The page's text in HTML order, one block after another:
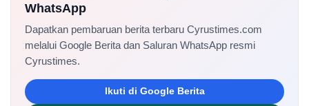
WhatsApp
Dapatkan pembaruan berita terbaru Cyrustimes.com
melalui Google Berita dan Saluran WhatsApp resmi
Cyrustimes.
Ikuti di Google Berita